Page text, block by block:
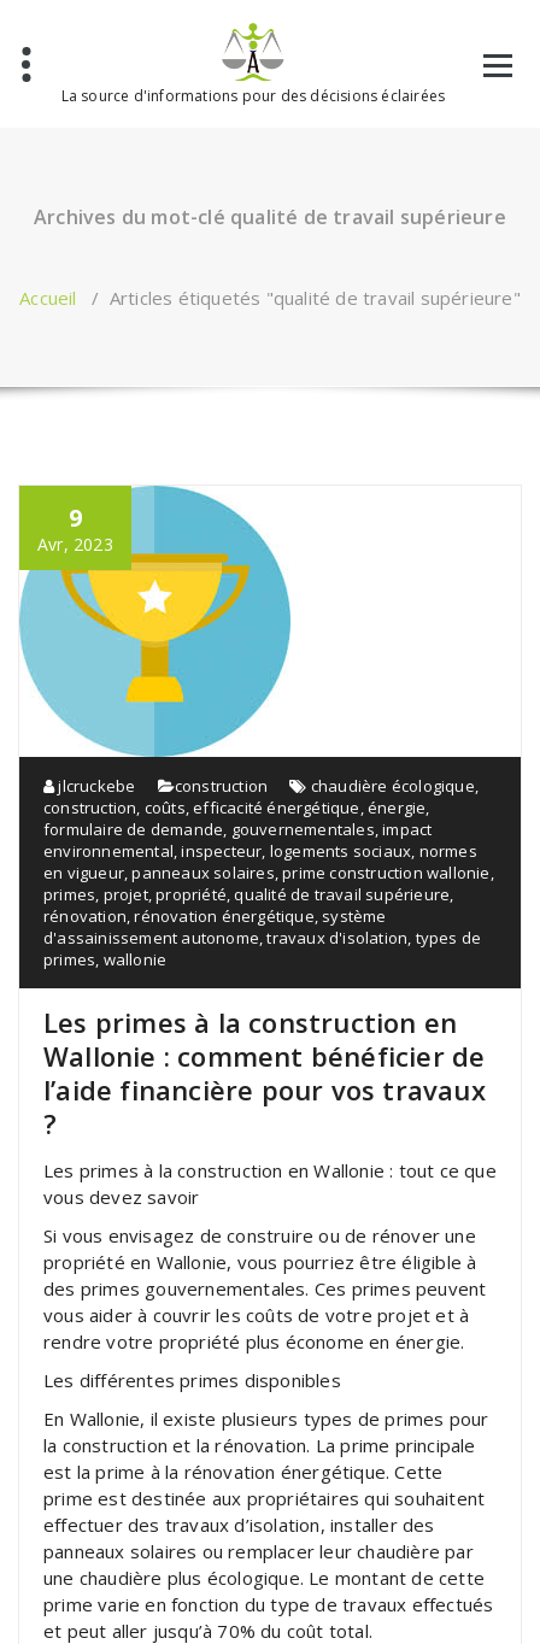
contenu
La source d'informations pour des décisions éclairées
Archives du mot-clé qualité de travail supérieure
Accueil / Articles étiquetés "qualité de travail supérieure"
9
Avr, 2023
jlcruckebe construction chaudière écologique
construction coûts ,efficacité énergétique ,énergie
formulaire de demande gouvernementales ,impact
environnemental ,inspecteur logements sociaux normes
en vigueur ,panneaux solaires ,prime construction wallonie
primes projet,propriété ,qualité de travail supérieure
rénovation ,rénovation énergétique système
d'assainissement autonome ,travaux d'isolation types de
primes wallonie
Les primes à la construction en
Wallonie : comment bénéficier de
l’aide financière pour vos travaux
?
Les primes à la construction en Wallonie : tout ce que
vous devez savoir
Si vous envisagez de construire ou de rénover une
propriété en Wallonie, vous pourriez être éligible à
des primes gouvernementales. Ces primes peuvent
vous aider à couvrir les coûts de votre projet et à
rendre votre propriété plus économe en énergie.
Les différentes primes disponibles
En Wallonie, il existe plusieurs types de primes pour
la construction et la rénovation. La prime principale
est la prime à la rénovation énergétique. Cette
prime est destinée aux propriétaires qui souhaitent
effectuer des travaux d’isolation, installer des
panneaux solaires ou remplacer leur chaudière par
une chaudière plus écologique. Le montant de cette
prime varie en fonction du type de travaux effectués
et peut aller jusqu’à 70% du coût total.